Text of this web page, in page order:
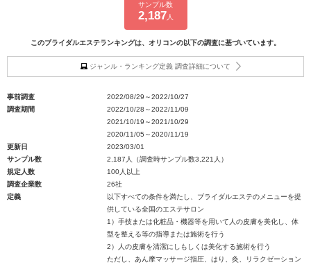
サンプル数
2,187 人
このブライダルエステランキングは、オリコンの以下の調査に基づいています。
ジャンル・ランキング定義 調査詳細について
事前調査
2022/08/29～2022/10/27
調査期間
2022/10/28～2022/11/09
2021/10/19～2021/10/29
2020/11/05～2020/11/19
更新日
2023/03/01
サンプル数
2,187人（調査時サンプル数3,221人）
規定人数
100人以上
調査企業数
26社
定義
以下すべての条件を満たし、ブライダルエステのメニューを提
供している全国のエステサロン
1）手技または化粧品・機器等を用いて人の皮膚を美化し、体
型を整える等の指導または施術を行う
2）人の皮膚を清潔にしもしくは美化する施術を行う
ただし、あん摩マッサージ指圧、はり、灸、リラクゼーション